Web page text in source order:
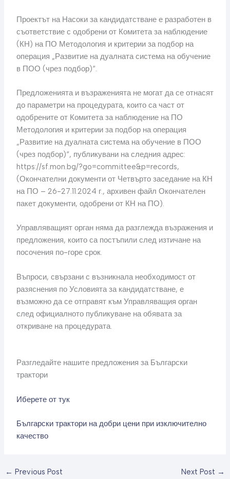
Проектът на Насоки за кандидатстване е разработен в
съответствие с одобрени от Комитета за наблюдение
(КН) на ПО Методология и критерии за подбор на
операция „Развитие на дуалната система на обучение
в ПОО (чрез подбор)“.
Предложенията и възраженията не могат да се отнасят
до параметри на процедурата, които са част от
одобрените от Комитета за наблюдение на ПО
Методология и критерии за подбор на операция
„Развитие на дуалната система на обучение в ПОО
(чрез подбор)“, публикувани на следния адрес:
https://sf.mon.bg/?go=committee&p=records,
(Окончателни документи от Четвърто заседание на КН
на ПО – 26-27.11.2024 г., архивен файл Окончателен
пакет документи, одобрени от КН на ПО).
Управляващият орган няма да разглежда възражения и
предложения, които са постъпили след изтичане на
посочения по-горе срок.
Въпроси, свързани с възникнала необходимост от
разяснения по Условията за кандидатстване, е
възможно да се отправят към Управляващия орган
след официалното публикуване на обявата за
откриване на процедурата.
Разгледайте нашите предложения за Български
трактори
Иберете от тук
Български трактори на добри цени при изключително
качество
← Previous Post Next Post →